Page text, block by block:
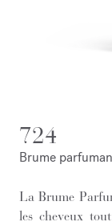
724
Brume
La Brume
les cheveux